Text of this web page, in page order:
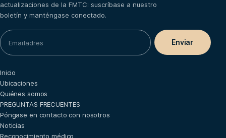
actualizaciones de la FMTC: suscríbase a nuestro
boletín y manténgase conectado.
Inicio
Ubicaciones
Quiénes somos
PREGUNTAS FRECUENTES
Póngase en contacto con nosotros
Noticias
Reconocimiento médico